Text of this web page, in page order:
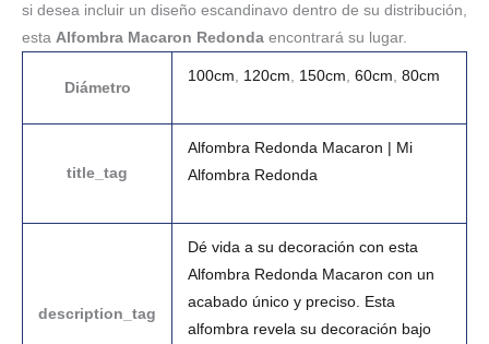
si desea incluir un diseño escandinavo dentro de su distribución,
esta Alfombra Macaron Redonda encontrará su lugar.
Diámetro
100cm 120cm 150cm 60cm 80cm
title_tag
Alfombra Redonda Macaron | Mi
Alfombra Redonda
description_tag
Dé vida a su decoración con esta
Alfombra Redonda Macaron con un
acabado único y preciso. Esta
alfombra revela su decoración bajo